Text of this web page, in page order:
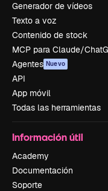
Generador de vídeos
Texto a voz
Contenido de stock
MCP para Claude/
Agentes Nuevo
API
App móvil
Todas las herramientas
Información útil
Academy
Documentación
Soporte